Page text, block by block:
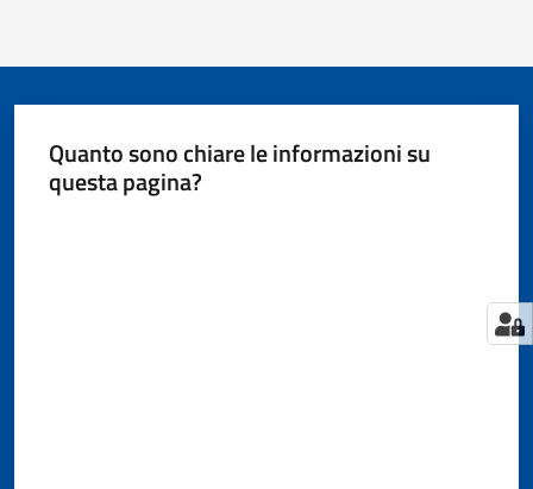
Quanto sono chiare le informazioni su
questa pagina?